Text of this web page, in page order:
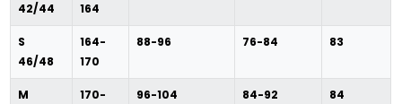
42/44
164
S
46/48
164-
170
88-96 76-84 83
M
170-
96-104 84-92 84